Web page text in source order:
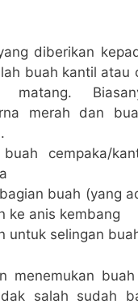
diberikan
buah kantil atau
matang.
merah dan
cempaka/
buah (yang
ke anis kembang
untuk selingan
menemukan
salah sudah